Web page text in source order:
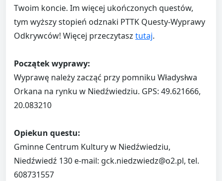
Twoim koncie. Im więcej ukończonych questów,
tym wyższy stopień odznaki PTTK Questy-Wyprawy
Odkrywców! Więcej przeczytasz tutaj.
Początek wyprawy:
Wyprawę należy zacząć przy pomniku Władysłwa
Orkana na rynku w Niedźwiedziu. GPS: 49.621666,
20.083210
Opiekun questu:
Gminne Centrum Kultury w Niedźwiedziu,
Niedźwiedź 130 e-mail: gck.niedzwiedz@o2.pl, tel.
608731557